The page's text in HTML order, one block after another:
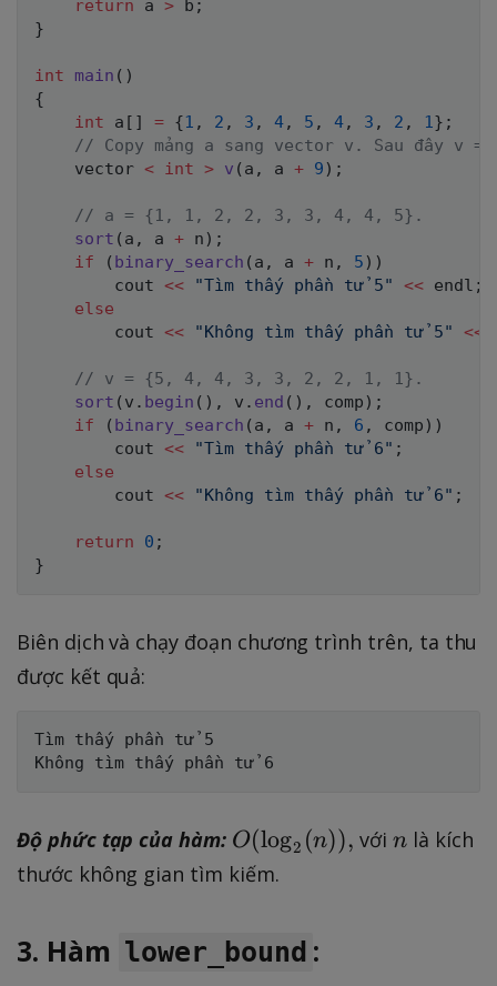
return a > b ;
}
int main ( )
{
int a [ ] = {1 , 2 , 3 , 4, 5 , 4, 3 , 2 , 1} ;
// Copy mảng a sang vector v. Sau đây
    vector
< int > v ( a , a + 9 ) ;
// a = {1, 1, 2, 2, 3, 3, 4, 4, 5}.
sort ( a , a + n ) ;
if
( binary_search ( a , a + n , 5 ) )
        cout
<< "Tìm thấy phần tử 5" << endl ;
else
        cout
<< "Không tìm thấy phần tử 5" <<
// v = {5, 4, 4, 3, 3, 2, 2, 1, 1}.
sort ( v . begin ( ) , v . end ( ) , comp ) ;
if
( binary_search ( a , a + n , 6 , comp ) )
        cout
<< "Tìm thấy phần tử 6" ;
else
        cout
<< "Không tìm thấy phần tử 6" ;
return 0 ;
}
Biên dịch và chạy đoạn chương trình trên, ta thu
được kết quả:
Tìm thấy phần tử 5
Độ phức tạp của hàm: O
(
g
O(log2 (n)), vớin
nlà kích
thước không gian tìm kiếm.
3. Hàm lower_bound :